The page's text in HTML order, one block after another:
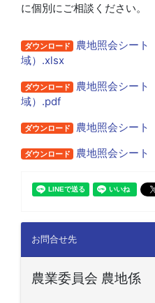
に個別にご相談ください。
ダウンロード
農地照会シート
域）.xlsx
ダウンロード
農地照会シート
域）.pdf
ダウンロード 農地照会シート
ダウンロード 農地照会シート
お問合せ先
農業委員会 農地係